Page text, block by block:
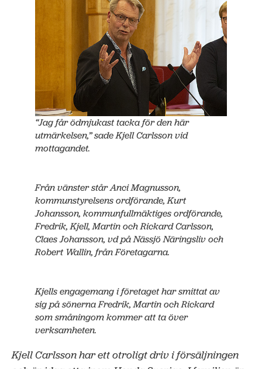
“Jag får ödmjukast tacka för den här
utmärkelsen,” sade Kjell Carlsson vid
mottagandet.
Från vänster står Anci Magnusson,
kommunstyrelsens ordförande, Kurt
Johansson, kommunfullmäktiges ordförande,
Fredrik, Kjell, Martin och Rickard Carlsson,
Claes Johansson, vd på Nässjö Näringsliv och
Robert Wallin, från Företagarna.
Kjells engagemang i företaget har smittat av
sig på sönerna Fredrik, Martin och Rickard
som småningom kommer att ta över
verksamheten.
Kjell Carlsson har ett otroligt driv i försäljningen